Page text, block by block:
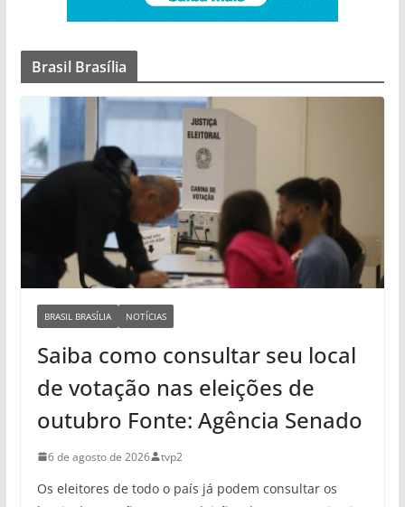
Brasil Brasília
BRASIL BRASÍLIA NOTÍCIAS
Saiba como consultar seu local
de votação nas eleições de
outubro Fonte: Agência Senado
6 de agosto de 2026 tvp2
Os eleitores de todo o país já podem consultar os